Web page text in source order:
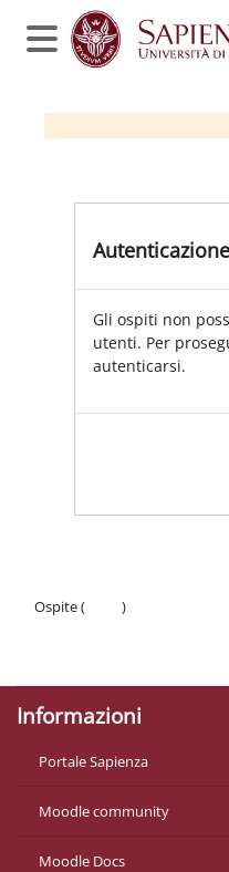
Vai al contenuto principale
Pannello laterale
Gli ospiti non
utenti. Per
autenticarsi.
Ospite (
)
Informazioni
Portale Sapienza
Moodle community
Moodle Docs